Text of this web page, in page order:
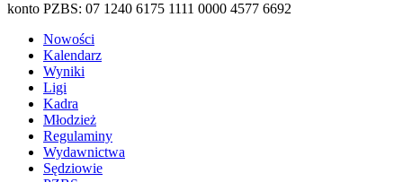
konto PZBS: 07 1240 6175 1111 0000 4577 6692
Nowości
Kalendarz
Wyniki
Ligi
Kadra
Młodzież
Regulaminy
Wydawnictwa
Sędziowie